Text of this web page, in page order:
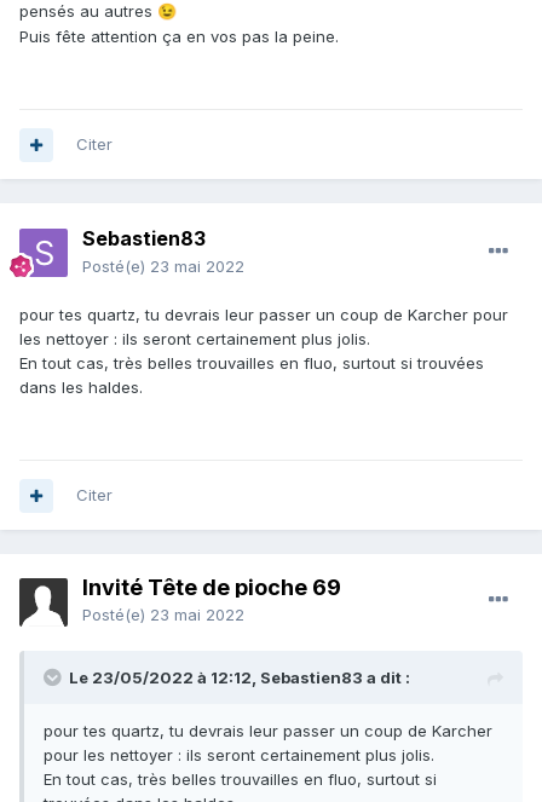
pensés au autres 😉
Puis fête attention ça en vos pas la peine.
Citer
Sebastien83
Posté(e) 23 mai 2022
pour tes quartz, tu devrais leur passer un coup de Karcher pour
les nettoyer : ils seront certainement plus jolis.
En tout cas, très belles trouvailles en fluo, surtout si trouvées
dans les haldes.
Citer
Invité Tête de pioche 69
Posté(e) 23 mai 2022
Le 23/05/2022 à 12:12, Sebastien83 a dit :
pour tes quartz, tu devrais leur passer un coup de Karcher
pour les nettoyer : ils seront certainement plus jolis.
En tout cas, très belles trouvailles en fluo, surtout si